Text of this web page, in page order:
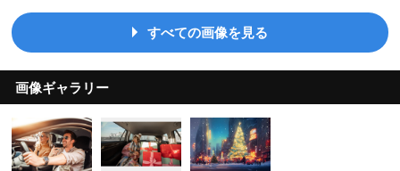
すべての画像を見る
画像ギャラリー